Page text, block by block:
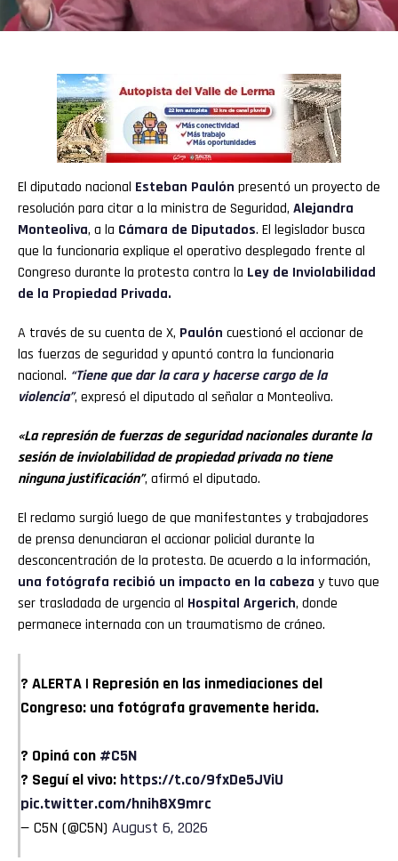
El diputado nacional Esteban Paulón presentó un proyecto de
resolución para citar a la ministra de Seguridad, Alejandra
Monteoliva, a la Cámara de Diputados. El legislador busca
que la funcionaria explique el operativo desplegado frente al
Congreso durante la protesta contra la Ley de Inviolabilidad
de la Propiedad Privada.
A través de su cuenta de X, Paulón cuestionó el accionar de
las fuerzas de seguridad y apuntó contra la funcionaria
nacional. “Tiene que dar la cara y hacerse cargo de la
violencia”, expresó el diputado al señalar a Monteoliva.
«La represión de fuerzas de seguridad nacionales durante la
sesión de inviolabilidad de propiedad privada no tiene
ninguna justificación”, afirmó el diputado.
El reclamo surgió luego de que manifestantes y trabajadores
de prensa denunciaran el accionar policial durante la
desconcentración de la protesta. De acuerdo a la información,
una fotógrafa recibió un impacto en la cabeza y tuvo que
ser trasladada de urgencia al Hospital Argerich, donde
permanece internada con un traumatismo de cráneo.
? ALERTA | Represión en las inmediaciones del
Congreso: una fotógrafa gravemente herida.
? Opiná con #C5N
? Seguí el vivo: https://t.co/9fxDe5JViU
pic.twitter.com/hnih8X9mrc
— C5N (@C5N) August 6, 2026